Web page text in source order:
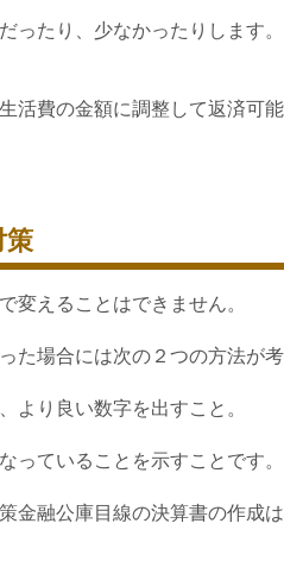
ったり、少なかったりします。
活費の金額に調整して返済可
策
変えることはできません。
た場合には次の２つの方法が考
より良い数字を出すこと。
っていることを示すことです。
金融公庫目線の決算書の作成